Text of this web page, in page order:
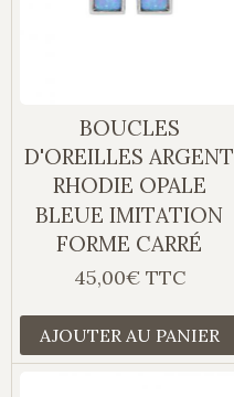
BOUCLES
D'OREILLES ARGENT
RHODIE OPALE
BLEUE IMITATION
FORME CARRÉ
45,00€ TTC
AJOUTER AU PANIER